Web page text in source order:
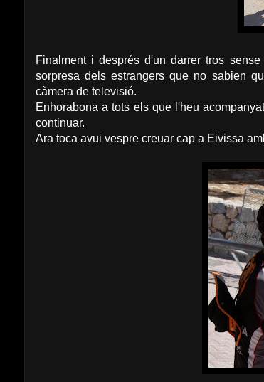
Finalment i després d'un darrer tros
sorpresa dels estrangers que no sabien
càmera de televisió.
Enhorabona a tots els que l'heu
continuar.
Ara toca avui vespre creuar cap a Eivissa